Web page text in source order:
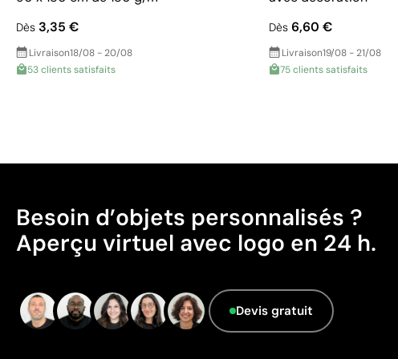
Dès 3,35 €
Livraison18/08 - 20/08
53 clients satisfaits
Dès6,60 €
Livraison19/08 - 21/08
75 clients satisfaits
Besoin d’objets personnalisés ?
Aperçu virtuel avec logo en 24 h.
Devis gratuit